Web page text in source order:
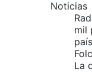
Noticias
mil
La